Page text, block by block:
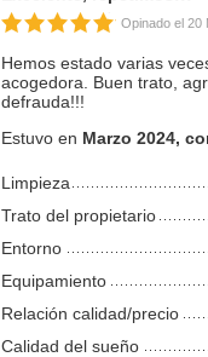
Opinado el 20
Hemos estado varias
acogedora. Buen trato,
defrauda!!!
Estuvo en Marzo 2024,
Limpieza
Trato del propietario
Entorno
Equipamiento
Relación calidad/precio
Calidad del sueño